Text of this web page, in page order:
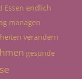
Essen endlich
managen
verändern
gesunde